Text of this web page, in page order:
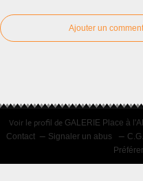
Ajouter un
Voir le profil de GALERIE Place à
Contact
Signaler un abus